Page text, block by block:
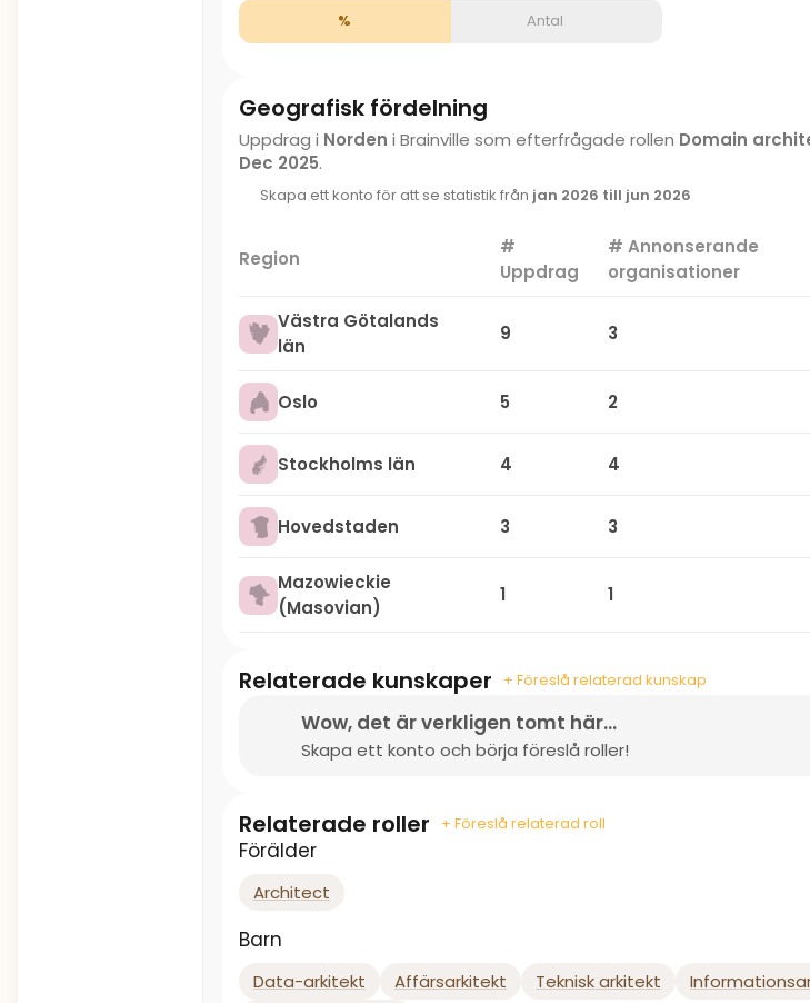
% Antal
Geografisk fördelning
Uppdrag i Norden i Brainville som efterfrågade rollen Domain
Dec 2025.
Skapa ett konto för att se statistik från jan 2026 till jun 2026
Region
#
Uppdrag
# Annonserande
organisationer
Västra Götalands
län
9 3
Oslo 5 2
Stockholms län 4 4
Hovedstaden 3 3
Mazowieckie
(Masovian)
1 1
Relaterade kunskaper + Föreslå relaterad kunskap
Wow, det är verkligen tomt här...
Skapa ett konto och börja föreslå roller!
Relaterade roller + Föreslå relaterad roll
Förälder
Architect
Barn
Data-arkitekt Affärsarkitekt Teknisk arkitekt